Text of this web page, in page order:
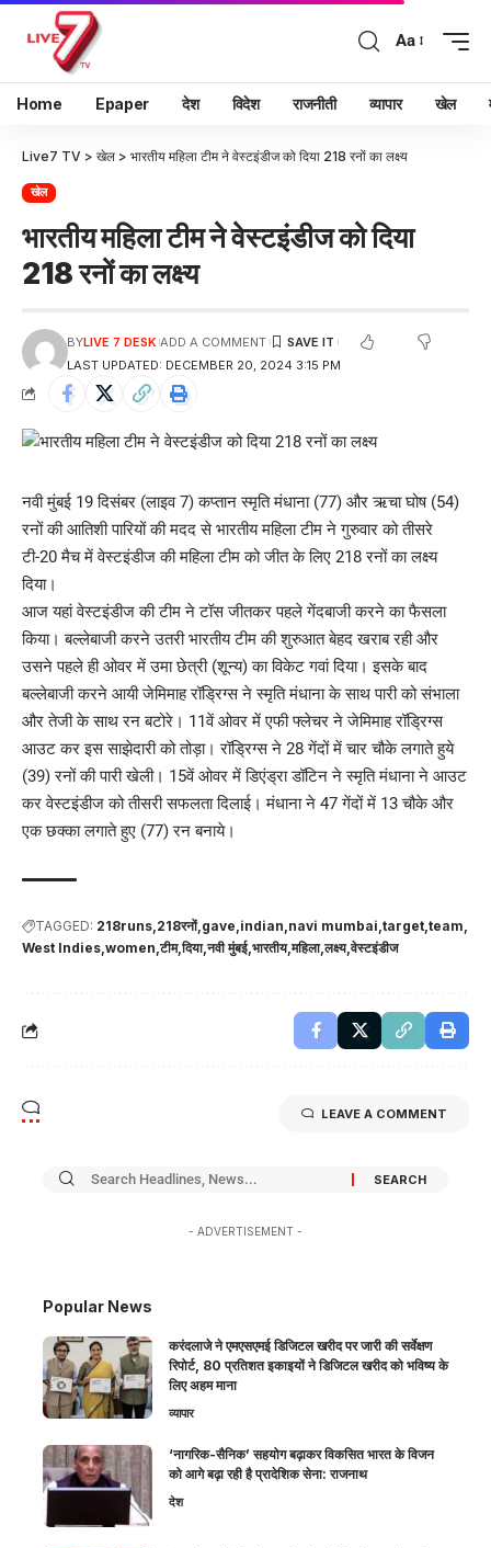
Aa
Home Epaper देश विदेश राजनीती व्यापार खेल
Live7 TV > खेल > भारतीय महिला टीम ने वेस्टइंडीज को दिया 218 रनों का लक्ष्य
खेल
भारतीय महिला टीम ने वेस्टइंडीज को दिया
218 रनों का लक्ष्य
LAST UPDATED: DECEMBER 20, 2024 3:15 PM
BYLIVE 7 DESK ADD A COMMENT
नवी मुंबई 19 दिसंबर (लाइव 7) कप्तान स्मृति मंधाना (77) और ऋचा घोष (54)
रनों की आतिशी पारियों की मदद से भारतीय महिला टीम ने गुरुवार को तीसरे
टी-20 मैच में वेस्टइंडीज की महिला टीम को जीत के लिए 218 रनों का लक्ष्य
दिया।
आज यहां वेस्टइंडीज की टीम ने टॉस जीतकर पहले गेंदबाजी करने का फैसला
किया। बल्लेबाजी करने उतरी भारतीय टीम की शुरुआत बेहद खराब रही और
उसने पहले ही ओवर में उमा छेत्री (शून्य) का विकेट गवां दिया। इसके बाद
बल्लेबाजी करने आयी जेमिमाह रॉड्रिग्स ने स्मृति मंधाना के साथ पारी को संभाला
और तेजी के साथ रन बटोरे। 11वें ओवर में एफी फ्लेचर ने जेमिमाह रॉड्रिग्स
आउट कर इस साझेदारी को तोड़ा। रॉड्रिग्स ने 28 गेंदों में चार चौके लगाते हुये
(39) रनों की पारी खेली। 15वें ओवर में डिएंड्रा डॉटिन ने स्मृति मंधाना ने आउट
कर वेस्टइंडीज को तीसरी सफलता दिलाई। मंधाना ने 47 गेंदों में 13 चौके और
एक छक्का लगाते हुए (77) रन बनाये।
TAGGED: 218runs 218रनों gave indian navi mumbai target team
West Indies women टीम दिया नवी मुंबई भारतीय महिला लक्ष्य वेस्टइंडीज
LEAVE A COMMENT
- ADVERTISEMENT -
Popular News
करंदलाजे ने एमएसएमई डिजिटल खरीद पर जारी की सर्वेक्षण
रिपोर्ट, 80 प्रतिशत इकाइयों ने डिजिटल खरीद को भविष्य के
लिए अहम माना
व्यापार
‘नागरिक-सैनिक’ सहयोग बढ़ाकर विकसित भारत के विजन
को आगे बढ़ा रही है प्रादेशिक सेना: राजनाथ
देश